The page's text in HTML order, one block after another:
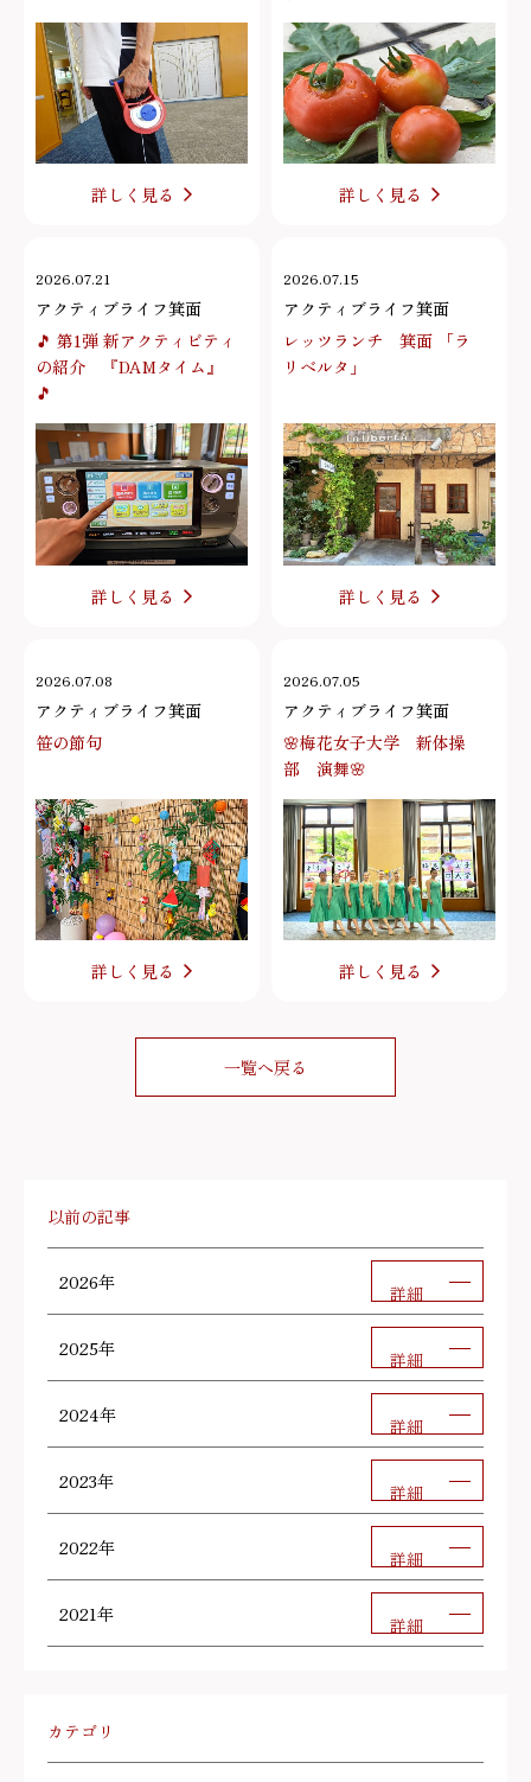
詳しく見る 詳しく見る
2026.07.21
アクティブライフ箕面
🎵 第1弾 新アクティビティ
の紹介 『DAMタイム』
🎵
詳しく見る
2026.07.15
アクティブライフ箕面
レッツランチ 箕面 「ラ
リベルタ」
詳しく見る
2026.07.08
アクティブライフ箕面
笹の節句
詳しく見る
2026.07.05
アクティブライフ箕面
🌸梅花女子大学 新体操
部 演舞🌸
詳しく見る
一覧へ戻る
以前の記事
2026年 詳細
2025年 詳細
2024年 詳細
2023年 詳細
2022年 詳細
2021年 詳細
カテゴリ